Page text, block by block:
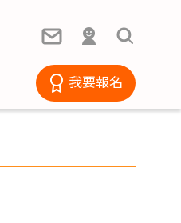
我要報名